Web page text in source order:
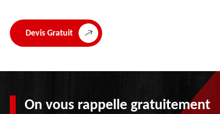
Devis Gratuit
On vous rappelle gratuitement